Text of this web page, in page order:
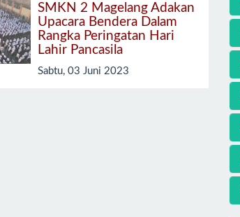
SMKN 2 Magelang Adakan
Upacara Bendera Dalam
Rangka Peringatan Hari
Lahir Pancasila
Sabtu, 03 Juni 2023